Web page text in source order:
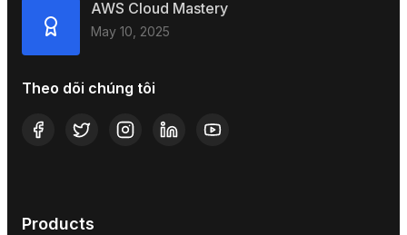
AWS Cloud Mastery
May 10, 2025
Theo dõi chúng tôi
Products